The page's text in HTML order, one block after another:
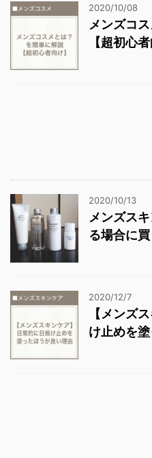
2020/10/08
メンズコ
【超初心者
2020/10/13
メンズス
る場合に
2020/12/7
【メンズ
け止めを